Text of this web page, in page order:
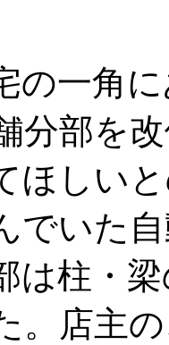
一角
分部を
ほしい
いた
は柱・
。店主